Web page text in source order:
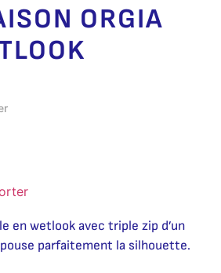
ORGIA
en wetlook avec triple zip d’un
parfaitement la silhouette.